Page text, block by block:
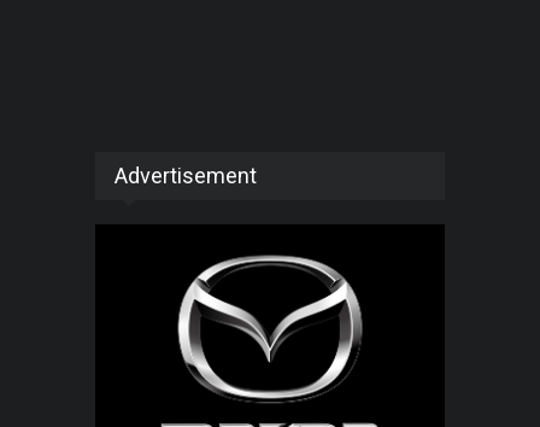
Advertisement